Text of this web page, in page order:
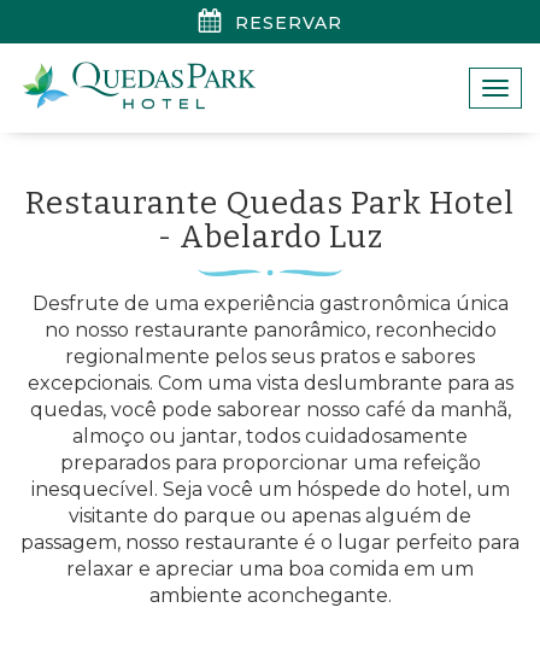
RESERVAR
Restaurante Quedas Park Hotel
- Abelardo Luz
Desfrute de uma experiência gastronômica única
no nosso restaurante panorâmico, reconhecido
regionalmente pelos seus pratos e sabores
excepcionais. Com uma vista deslumbrante para as
quedas, você pode saborear nosso café da manhã,
almoço ou jantar, todos cuidadosamente
preparados para proporcionar uma refeição
inesquecível. Seja você um hóspede do hotel, um
visitante do parque ou apenas alguém de
passagem, nosso restaurante é o lugar perfeito para
relaxar e apreciar uma boa comida em um
ambiente aconchegante.